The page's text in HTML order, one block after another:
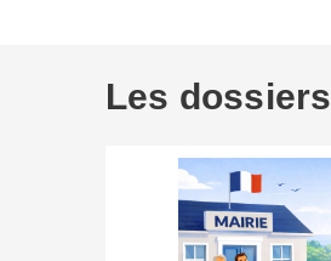
Les dossiers